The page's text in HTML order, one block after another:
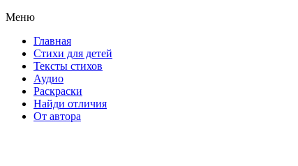
Меню
Главная
Стихи для детей
Тексты стихов
Аудио
Раскраски
Найди отличия
От автора